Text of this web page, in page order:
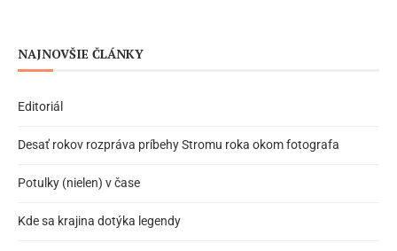
NAJNOVŠIE ČLÁNKY
Editoriál
Desať rokov rozpráva príbehy Stromu roka okom fotografa
Potulky (nielen) v čase
Kde sa krajina dotýka legendy